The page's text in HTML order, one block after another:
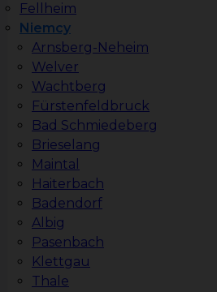
Fellheim
Niemcy
Arnsberg-Neheim
Welver
Wachtberg
Fürstenfeldbruck
Bad Schmiedeberg
Brieselang
Maintal
Haiterbach
Badendorf
Albig
Pasenbach
Klettgau
Thale